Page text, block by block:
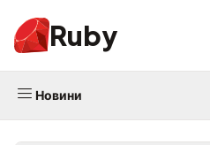
Ruby
Новини